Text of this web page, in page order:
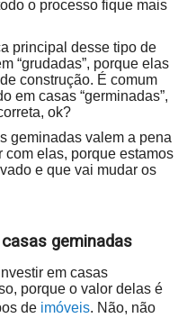
o processo fique mais
principal desse tipo de
“grudadas”, porque elas
construção. É comum
em casas “germinadas”,
ok?
geminadas valem a pena
elas, porque estamos
e que vai mudar os
geminadas
em casas
porque o valor delas é
de imóveis. Não, não